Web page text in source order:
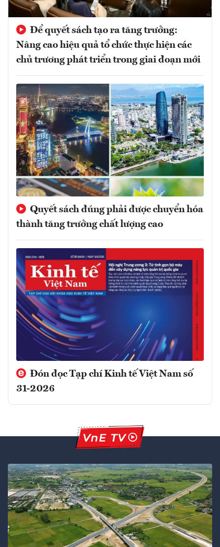
Để quyết sách tạo ra tăng trưởng:
Nâng cao hiệu quả tổ chức thực hiện các
chủ trương phát triển trong giai đoạn mới
Quyết sách đúng phải được chuyển hóa
thành tăng trưởng chất lượng cao
Đón đọc Tạp chí Kinh tế Việt Nam số
31-2026